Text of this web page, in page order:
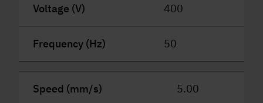
Voltage (V) 400
Frequency (Hz) 50
Speed (mm/s) 5.00